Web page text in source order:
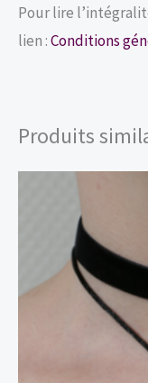
Pour lire
lien :Conditions
Produits